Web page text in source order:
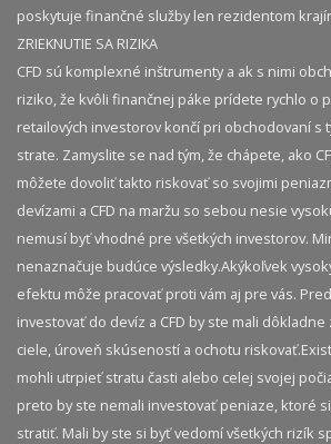
poskytuje finančné služby len rezidentom krajín
ZRIEKNUTIE SA RIZIKA
CFD sú komplexné inštrumenty a ak s nimi
riziko, že kvôli finančnej páke prídete rychlo o
retailových investorov končí pri obchodovaní s
strate. Zamyslite se nad tým, že chápete, ako
môžete dovoliť takto riskovať so svojimi
devízami a CFD na maržu so sebou nesie
nemusí byť vhodné pre všetkých investorov.
nenaznačuje budúce výsledky.​ Akýkoľvek
efektu môže pracovať proti vám aj pre vás.
investovať do devíz a CFD by ste mali
ciele, úroveň skúseností a ochotu riskovať.​
mohli utrpieť stratu časti alebo celej svojej
preto by ste nemali investovať peniaze, ktoré
stratiť. Mali by ste si byť vedomí všetkých rizík